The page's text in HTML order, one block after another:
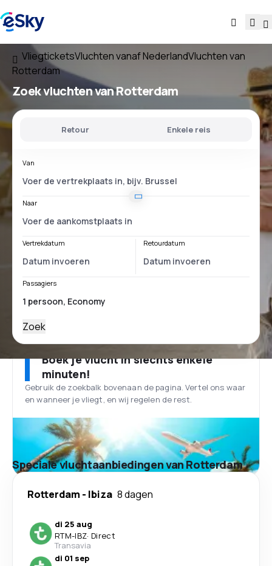
VliegticketsVluchten vanaf NederlandVluchten van
Rotterdam
Zoek vluchtenvan Rotterdam
Retour Enkele reis
Van
Naar
Vertrekdatum Retourdatum
Passagiers
Zoek
Boek je vlucht in slechts enkele
minuten!
Gebruik de zoekbalk bovenaan de pagina. Vertel ons waar
en wanneer je vliegt, en wij regelen de rest.
Speciale vluchtaanbiedingen van Rotterdam
Rotterdam - Ibiza 8 dagen
di 25 aug
RTM-IBZ· Direct
Transavia
di 01 sep